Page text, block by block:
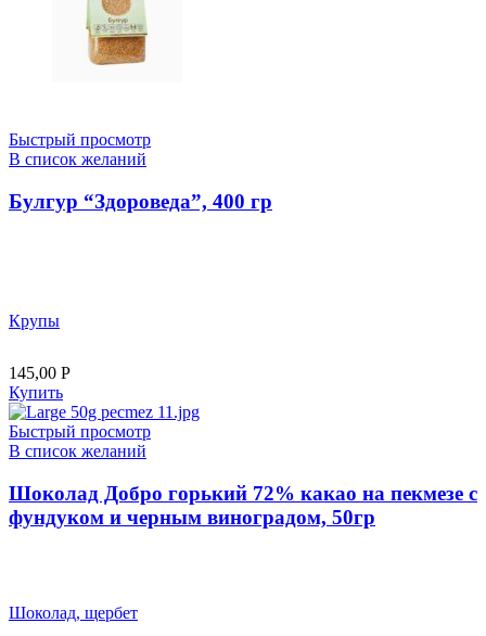
Быстрый просмотр
В список желаний
Булгур “Здороведа”, 400 гр
Крупы
145,00 Р
Купить
Быстрый просмотр
В список желаний
Шоколад Добро горький 72% какао на пекмезе с
фундуком и черным виноградом, 50гр
Шоколад, щербет